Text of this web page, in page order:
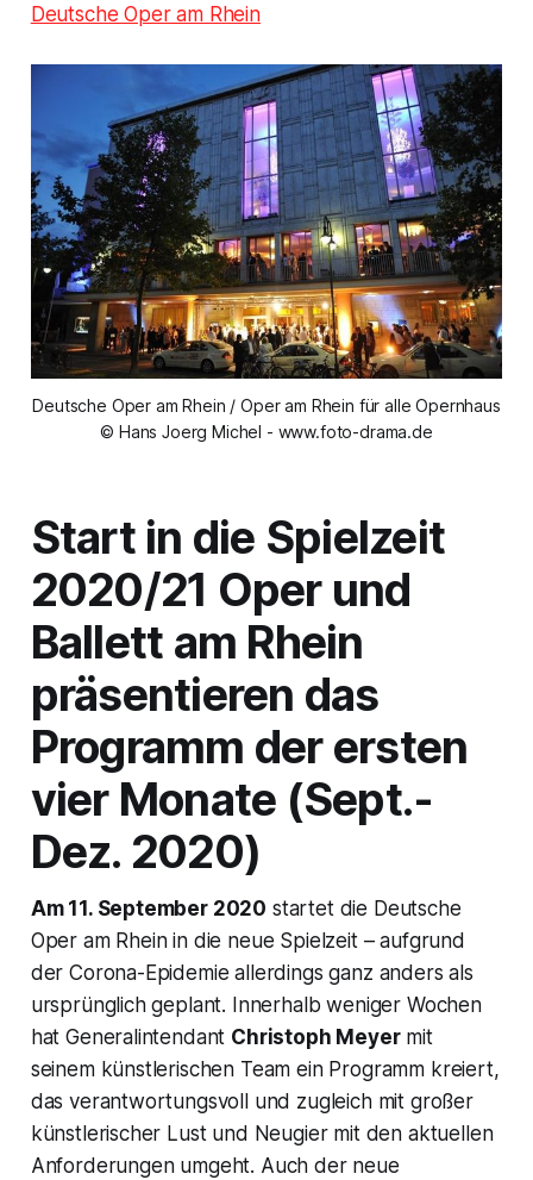
Deutsche Oper am Rhein
Deutsche Oper am Rhein / Oper am Rhein für alle Opernhaus
© Hans Joerg Michel - www.foto-drama.de
Start in die Spielzeit
2020/21 Oper und
Ballett am Rhein
präsentieren das
Programm der ersten
vier Monate (Sept.-
Dez. 2020)
Am 11. September 2020 startet die Deutsche
Oper am Rhein in die neue Spielzeit – aufgrund
der Corona-Epidemie allerdings ganz anders als
ursprünglich geplant. Innerhalb weniger Wochen
hat Generalintendant Christoph Meyermit
seinem künstlerischen Team ein Programm kreiert,
das verantwortungsvoll und zugleich mit großer
künstlerischer Lust und Neugier mit den aktuellen
Anforderungen umgeht. Auch der neue